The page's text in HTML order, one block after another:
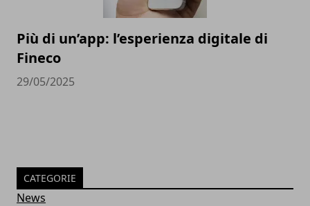
Più di un’app: l’esperienza digitale di
Fineco
29/05/2025
CATEGORIE
News